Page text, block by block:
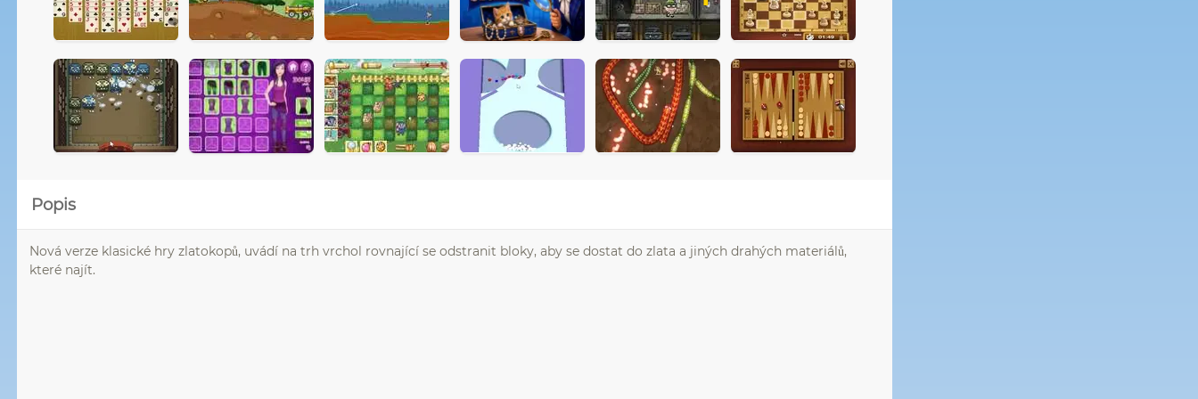
Popis
Nová verze klasické hry zlatokopů, uvádí na trh vrchol rovnající se odstranit bloky, aby se dostat do zlata a jiných drahých materiálů,
které najít.